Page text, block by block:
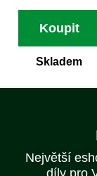
Koupit
Skladem
Největší
díly pro